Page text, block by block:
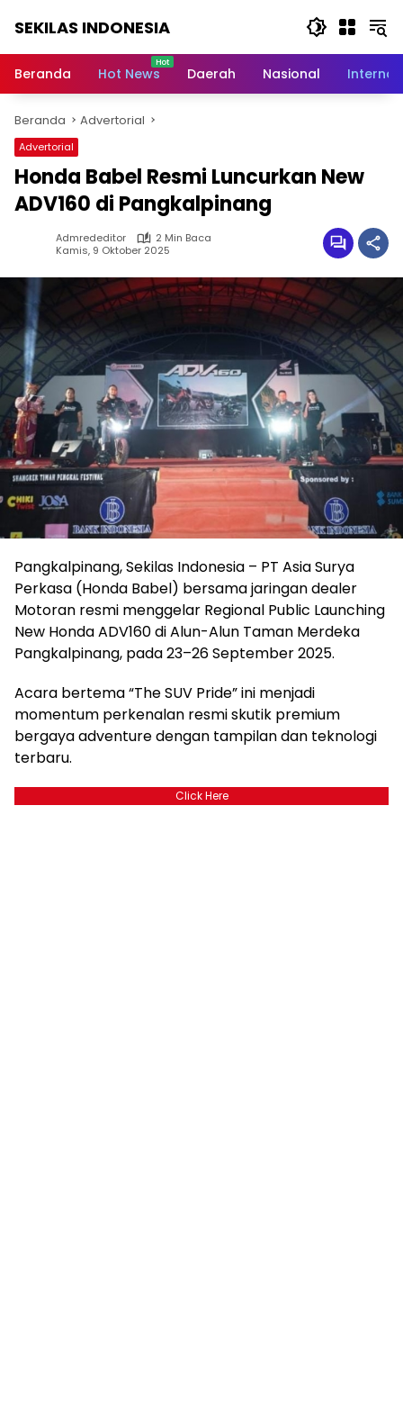
SEKILAS INDONESIA
Terkini,
Latest
World,
Headlines,
News
Today
Beranda Hot News Daerah Nasional
Beranda Advertorial
Advertorial
Honda Babel Resmi Luncurkan New
ADV160 di Pangkalpinang
Admrededitor
2 Min Baca
Kamis, 9 Oktober 2025
Pangkalpinang, Sekilas Indonesia – PT Asia Surya
Perkasa (Honda Babel) bersama jaringan dealer
Motoran resmi menggelar Regional Public Launching
New Honda ADV160 di Alun-Alun Taman Merdeka
Pangkalpinang, pada 23–26 September 2025.
Acara bertema “The SUV Pride” ini menjadi
momentum perkenalan resmi skutik premium
bergaya adventure dengan tampilan dan teknologi
terbaru.
Click Here